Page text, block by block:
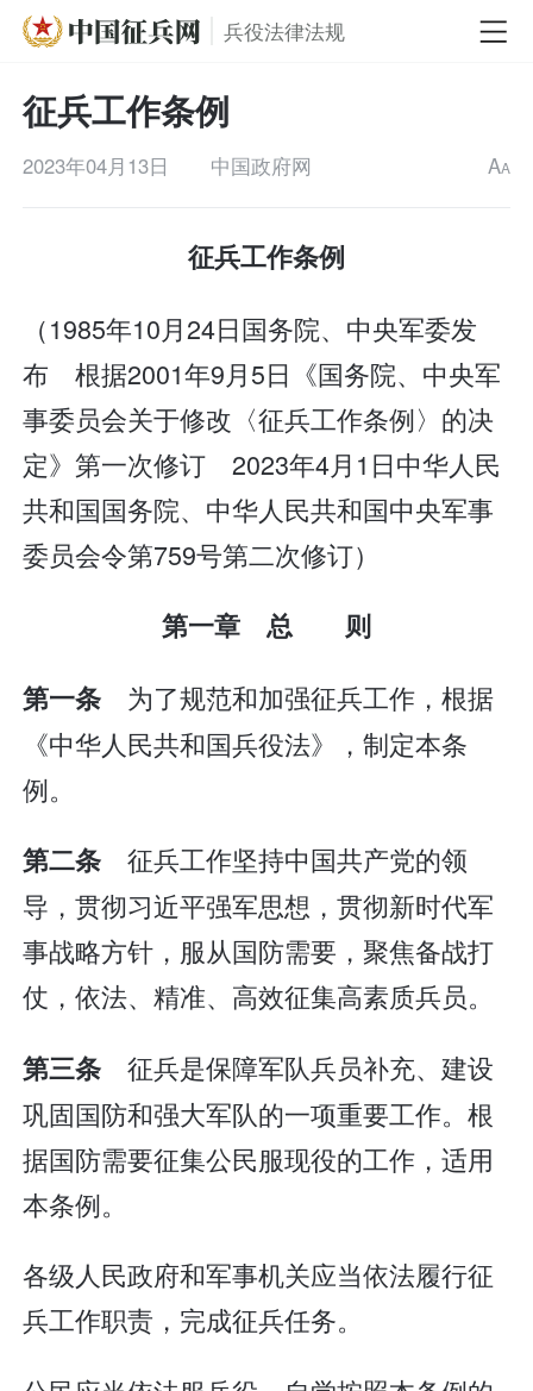
兵役法律法规
征兵工作条例
2023年04月13日 中国政府网 AA
征兵工作条例
（1985年10月24日国务院、中央军委发
布 根据2001年9月5日《国务院、中央军
事委员会关于修改〈征兵工作条例〉的决
定》第一次修订 2023年4月1日中华人民
共和国国务院、中华人民共和国中央军事
委员会令第759号第二次修订）
第一章 总 则
第一条 为了规范和加强征兵工作，根据
《中华人民共和国兵役法》，制定本条
例。
第二条 征兵工作坚持中国共产党的领
导，贯彻习近平强军思想，贯彻新时代军
事战略方针，服从国防需要，聚焦备战打
仗，依法、精准、高效征集高素质兵员。
第三条 征兵是保障军队兵员补充、建设
巩固国防和强大军队的一项重要工作。根
据国防需要征集公民服现役的工作，适用
本条例。
各级人民政府和军事机关应当依法履行征
兵工作职责，完成征兵任务。